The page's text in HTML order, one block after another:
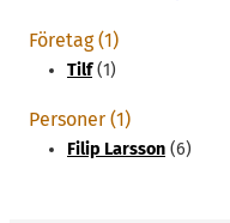
Företag (1)
Tilf(1)
Personer (1)
Filip Larsson (6)